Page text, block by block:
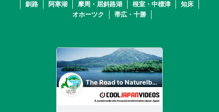
釧路 阿寒湖 摩周・屈斜路湖 根室・中標津
知床
オホーツク
帯広・十勝